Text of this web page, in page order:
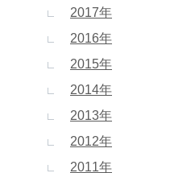
2017年
2016年
2015年
2014年
2013年
2012年
2011年